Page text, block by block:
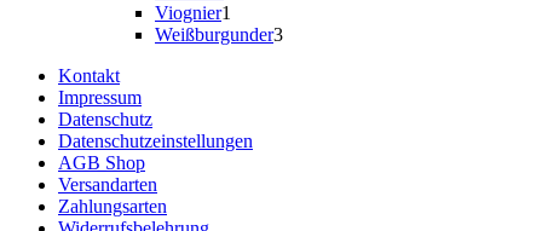
Viognier1
Produkt
Weißburgunder33
Kontakt
Impressum
Datenschutz
Datenschutzeinstellungen
AGB Shop
Versandarten
Zahlungsarten